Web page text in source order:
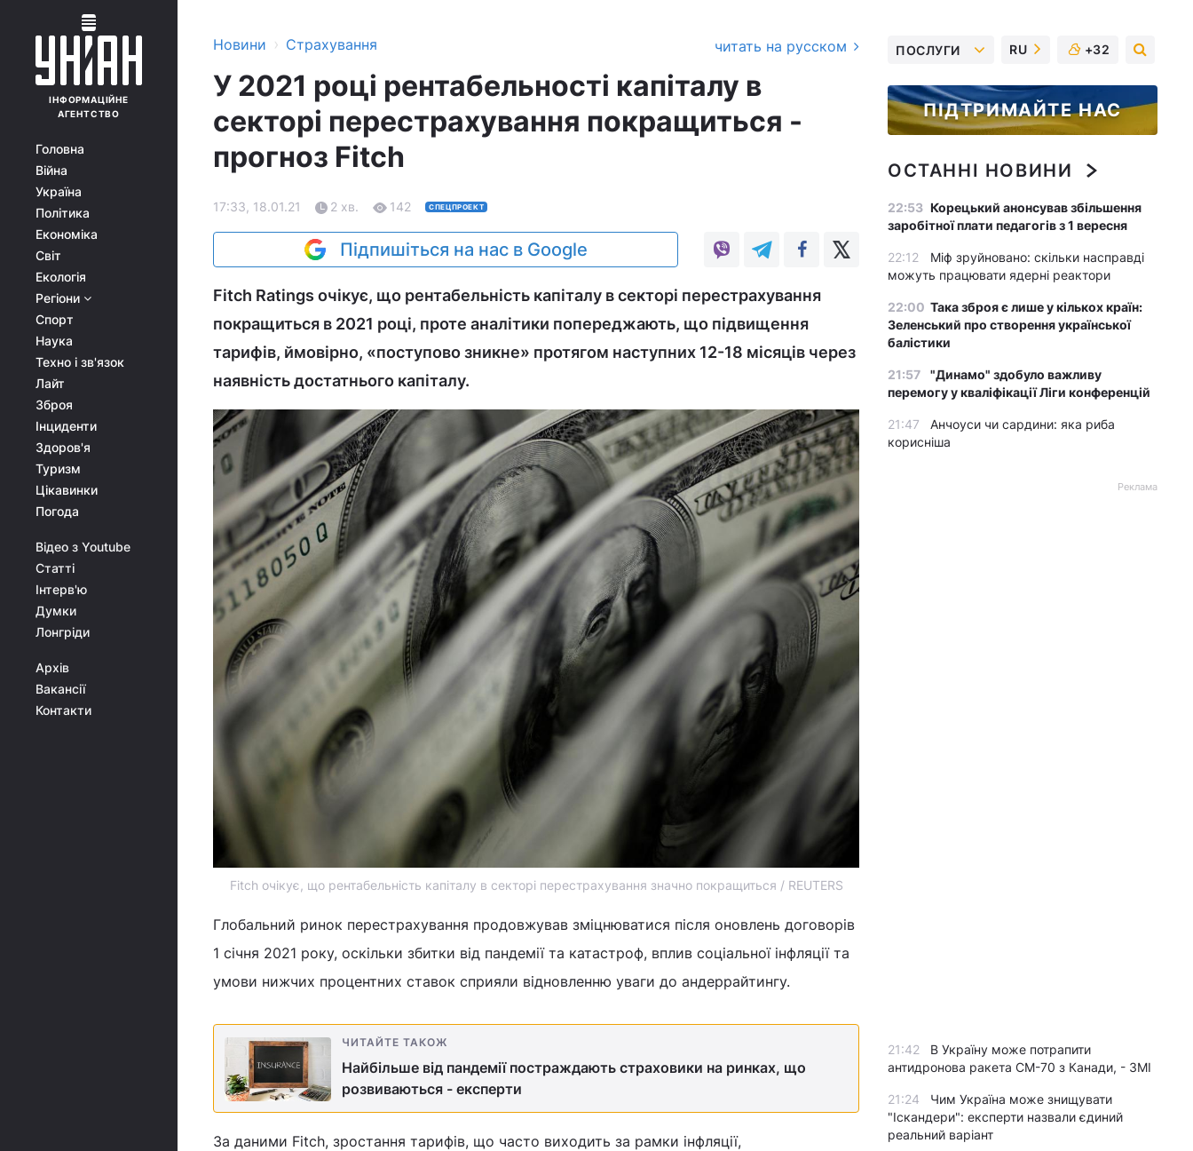
ІНФОРМАЦІЙНЕ
АГЕНТСТВО
Головна
Війна
Україна
Політика
Економіка
Світ
Екологія
Регіони
Спорт
Наука
Техно і зв'язок
Лайт
Зброя
Інциденти
Здоров'я
Туризм
Цікавинки
Погода
Відео з Youtube
Статті
Інтерв'ю
Думки
Лонгріди
Архів
Вакансії
Контакти
Новини › Страхування читать на русском
У 2021 році рентабельності капіталу в
секторі перестрахування покращиться -
прогноз Fitch
17:33, 18.01.21 2 хв. 142 СПЕЦПРОЕКТ
Підпишіться на нас в Google
Fitch Ratings очікує, що рентабельність капіталу в секторі перестрахування
покращиться в 2021 році, проте аналітики попереджають, що підвищення
тарифів, ймовірно, «поступово зникне» протягом наступних 12-18 місяців через
наявність достатнього капіталу.
Fitch очікує, що рентабельність капіталу в секторі перестрахування значно покращиться / REUTERS
Глобальний ринок перестрахування продовжував зміцнюватися після оновлень договорів
1 січня 2021 року, оскільки збитки від пандемії та катастроф, вплив соціальної інфляції та
умови нижчих процентних ставок сприяли відновленню уваги до андеррайтингу.
ЧИТАЙТЕ ТАКОЖ
Найбільше від пандемії постраждають страховики на ринках, що
розвиваються - експерти
За даними Fitch, зростання тарифів, що часто виходить за рамки інфляції,
ПОСЛУГИ RU +32
ПІДТРИМАЙТЕ НАС
ОСТАННІ НОВИНИ
22:53 Корецький анонсував збільшення
заробітної плати педагогів з 1 вересня
22:12
Міф зруйновано: скільки насправді
можуть працювати ядерні реактори
22:00 Така зброя є лише у кількох країн:
Зеленський про створення української
балістики
21:57
"Динамо" здобуло важливу
перемогу у кваліфікації Ліги конференцій
21:47
Анчоуси чи сардини: яка риба
корисніша
Реклама
21:42
В Україну може потрапити
антидронова ракета CM-70 з Канади, - ЗМІ
21:24
Чим Україна може знищувати
"Іскандери": експерти назвали єдиний
реальний варіант